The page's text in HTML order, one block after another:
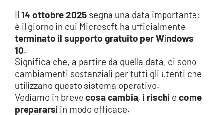
Il 14 ottobre 2025 segna una data importante:
è il giorno in cui Microsoft ha ufficialmente
terminato il supporto gratuito per Windows
10.
Significa che, a partire da quella data, ci sono
cambiamenti sostanziali per tutti gli utenti che
utilizzano questo sistema operativo.
Vediamo in breve cosa cambia, i rischi e come
prepararsi in modo efficace.